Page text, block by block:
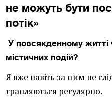
не можуть бути
потік»
У повсякденному житті
містичних подій?
Я вже навіть за цим не
трапляються регулярно.